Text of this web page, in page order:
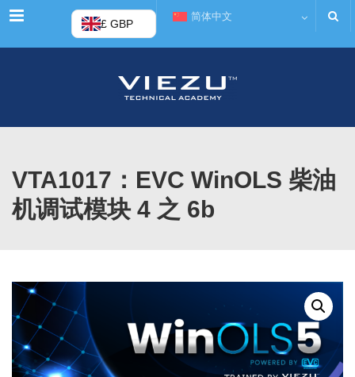
菜单 £ GBP
简体中文
VTA1017：EVC WinOLS 柴油
机调试模块 4 之 6b